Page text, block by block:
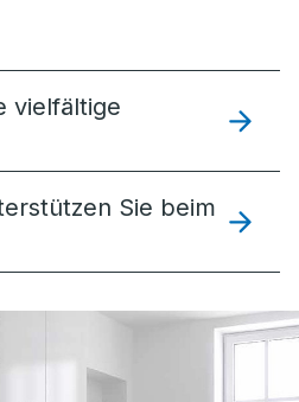
vielfältige
Sie beim